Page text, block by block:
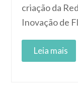
criação da
Inovação de